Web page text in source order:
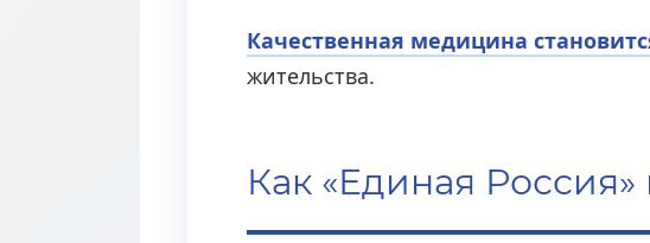
Качественная медицина
жительства.
Как «Единая